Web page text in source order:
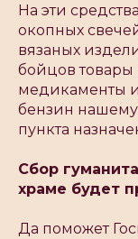
На эти
окопных
вязаных
бойцов товары
медикаменты и
бензин нашему
пункта
Сбор
храме будет
Да поможет